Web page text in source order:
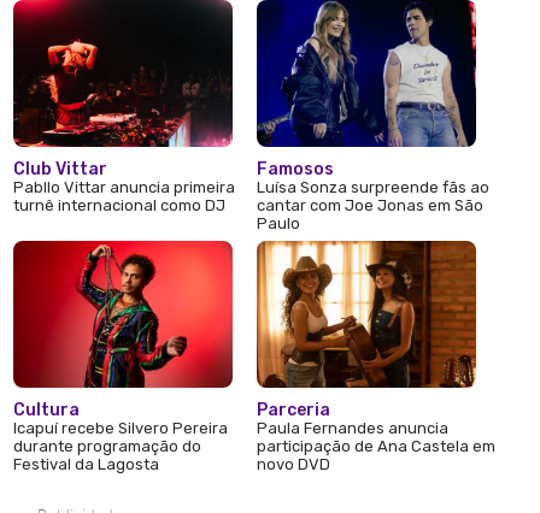
Club Vittar
Pabllo Vittar anuncia primeira
turnê internacional como DJ
Cultura
Icapuí recebe Silvero Pereira
durante programação do
Festival da Lagosta
Famosos
Luísa Sonza surpreende fãs ao
cantar com Joe Jonas em São
Paulo
Parceria
Paula Fernandes anuncia
participação de Ana Castela em
novo DVD